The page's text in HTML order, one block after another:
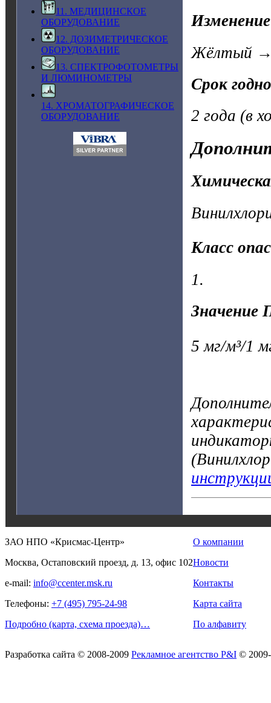
11. МЕДИЦИНСКОЕ
ОБОРУДОВАНИЕ
12. ДОЗИМЕТРИЧЕСКОЕ
ОБОРУДОВАНИЕ
13. СПЕКТРОФОТОМЕТРЫ
И ЛЮМИНОМЕТРЫ
14. ХРОМАТОГРАФИЧЕСКОЕ
ОБОРУДОВАНИЕ
Жёлтый →
Срок
2 года (в
Класс
1.
Значение
5 мг/м³/1
ЗАО НПО «Крисмас-Центр»
Москва, Остаповский проезд, д. 13, офис 102
e-mail: info@ccenter.msk.ru
Телефоны: +7 (495) 795-24-98
Подробно (карта, схема проезда)…
О компании
Новости
Контакты
Карта сайта
По алфавиту
Разработка сайта © 2008-2009 Рекламное агентство P&I ©